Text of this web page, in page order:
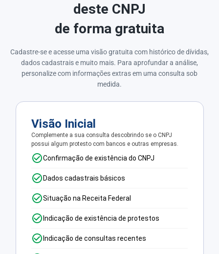
deste CNPJ
de forma gratuita
Cadastre-se e acesse uma visão gratuita com histórico de dívidas,
dados cadastrais e muito mais. Para aprofundar a análise,
personalize com informações extras em uma consulta sob
medida.
Visão Inicial
Complemente a sua consulta descobrindo se o CNPJ
possui algum protesto com bancos e outras empresas.
Confirmação de existência do CNPJ
Dados cadastrais básicos
Situação na Receita Federal
Indicação de existência de protestos
Indicação de consultas recentes